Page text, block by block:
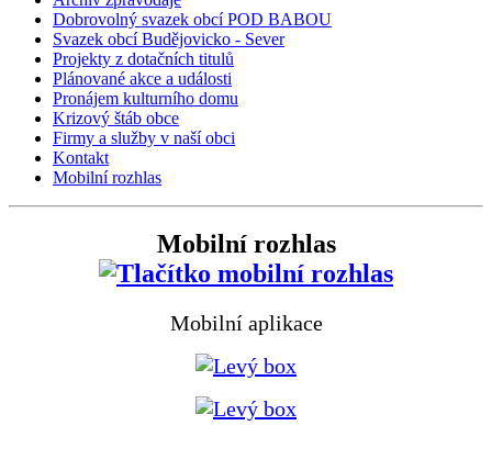
Dobrovolný svazek obcí POD BABOU
Svazek obcí Budějovicko - Sever
Projekty z dotačních titulů
Plánované akce a události
Pronájem kulturního domu
Krizový štáb obce
Firmy a služby v naší obci
Kontakt
Mobilní rozhlas
Mobilní rozhlas
Mobilní aplikace